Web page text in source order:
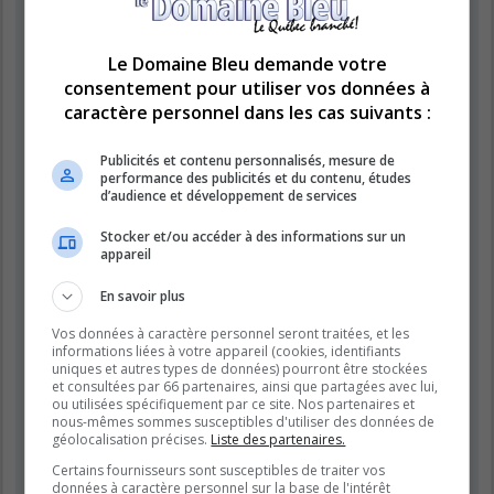
responsable des conditions suivantes. Si vous n’acceptez pas d’être
légalement responsable de toutes les conditions suivantes, veuillez ne
pas utiliser et accéder à « LE DOMAINE BLEU ». Nous pouvons modifier
ces conditions à n’importe quel moment et nous essaierons de vous
informer de ces modifications, bien que nous vous conseillons de vérifier
régulièrement par vous-même. En effet, si vous continuez à participer à
mises à jour.
Nos forums sont développés par phpBB (désignés ci-après par « logiciel
phpBB » et « phpBB Limited ») qui est un logiciel de forum de discussions
déclaré sous la «licence publique générale GNU 2.0
» et qui peut être
téléchargé surle site de phpBB
seul but de faciliter les discussions sur internet et phpBB Limited ne peut
en aucun cas être tenu comme responsable de la conduite et du contenu
d’informations concernant phpBB, veuillez consulterle site de phpBB
(en anglais).
Vous acceptez de ne publier aucun contenu à caractère abusif, obscène,
vulgaire, diffamatoire, choquant, menaçant, pornographique, etc. qui
pourrait transgresser la législation de votre pays, du pays dans lequel le
serveur de « LE DOMAINE BLEU » est hébergé ou encore la loi
internationale. Si vous ne respectez pas ces dispositions, vous vous
exposez à un bannissement immédiat et définitif et nous nous réservons
Le Domaine Bleu demande votre
consentement pour utiliser vos données à
caractère personnel dans les cas suivants :
Publicités et contenu personnalisés, mesure de
performance des publicités et du contenu, études
d’audience et développement de services
Stocker et/ou accéder à des informations sur un
appareil
En savoir plus
Vos données à caractère personnel seront traitées, et les
informations liées à votre appareil (cookies, identifiants
uniques et autres types de données) pourront être stockées
et consultées par 66 partenaires, ainsi que partagées avec lui,
ou utilisées spécifiquement par ce site. Nos partenaires et
nous-mêmes sommes susceptibles d'utiliser des données de
géolocalisation précises. Liste des partenaires.
Certains fournisseurs sont susceptibles de traiter vos
données à caractère personnel sur la base de l'intérêt